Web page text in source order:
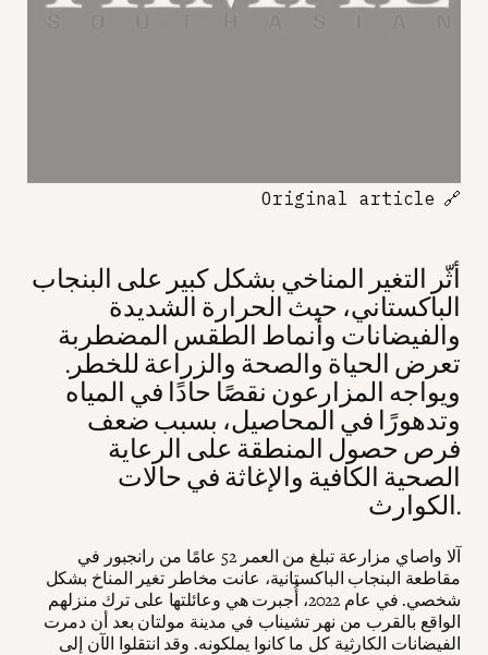
أثّر التغير المناخي بشكل كبير على البنجاب
الباكستاني، حيث الحرارة الشديدة
والفيضانات وأنماط الطقس المضطربة
تعرض الحياة والصحة والزراعة للخطر.
ويواجه المزارعون نقصًا حادًا في المياه
وتدهورًا في المحاصيل، بسبب ضعف
فرص حصول المنطقة على الرعاية
الصحية الكافية والإغاثة في حالات
الكوارث.
آلا واصاي مزارعة تبلغ من العمر 52 عامًا من رانجبور في
مقاطعة البنجاب الباكستانية، عانت مخاطر تغير المناخ بشكل
شخصي. في عام 2022، أُجبرت هي وعائلتها على ترك منزلهم
الواقع بالقرب من نهر تشيناب في مدينة مولتان بعد أن دمرت
الفيضانات الكارثية كل ما كانوا يملكونه. وقد انتقلوا الآن إلى
Original article 🔗